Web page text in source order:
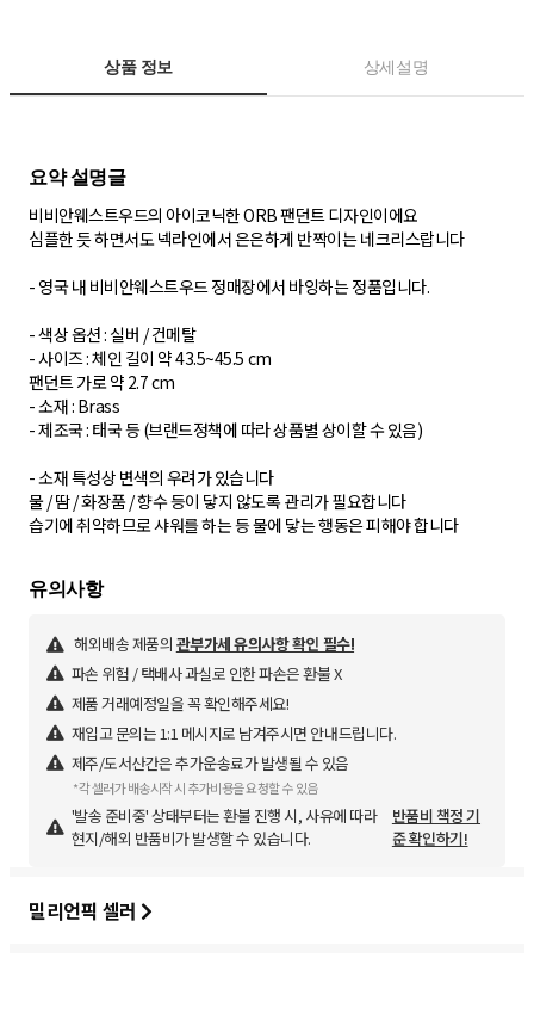
상품 정보 상세설명
요약 설명글
비비안웨스트우드의 아이코닉한 ORB 팬던트 디자인이에요
심플한 듯 하면서도 넥라인에서 은은하게 반짝이는 네크리스랍니다
- 영국 내 비비안웨스트우드 정매장에서 바잉하는 정품입니다.
- 색상 옵션 : 실버 / 건메탈
- 사이즈 : 체인 길이 약 43.5~45.5 cm
팬던트 가로 약 2.7 cm
- 소재 : Brass
- 제조국 : 태국 등 (브랜드정책에 따라 상품별 상이할 수 있음)
- 소재 특성상 변색의 우려가 있습니다
물 / 땀 / 화장품 / 향수 등이 닿지 않도록 관리가 필요합니다
습기에 취약하므로 샤워를 하는 등 물에 닿는 행동은 피해야 합니다
유의사항
해외배송 제품의 관부가세 유의사항 확인 필수!
파손 위험 / 택배사 과실로 인한 파손은 환불 X
제품 거래예정일을 꼭 확인해주세요!
재입고 문의는 1:1 메시지로 남겨주시면 안내드립니다.
제주/도서산간은 추가운송료가 발생될 수 있음
*각 셀러가 배송시작 시 추가비용을 요청할 수 있음
'발송 준비중' 상태부터는 환불 진행 시, 사유에 따라
현지/해외 반품비가 발생할 수 있습니다.
반품비 책정 기
준 확인하기!
밀리언픽 셀러